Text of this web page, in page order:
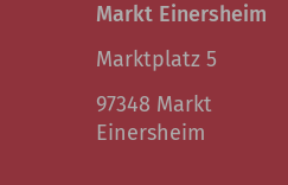
Markt Einersheim
Marktplatz 5
97348 Markt
Einersheim